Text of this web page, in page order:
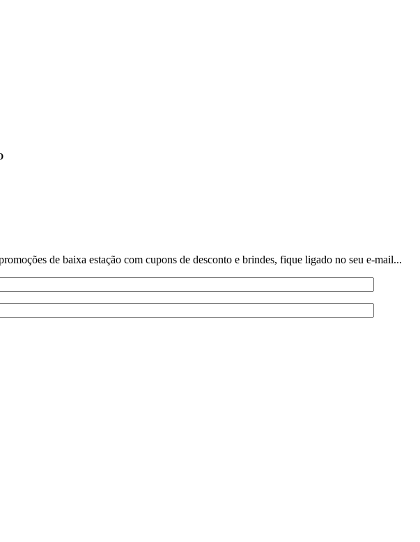
de baixa estação com cupons de desconto e brindes, fique ligado no seu e-mail...